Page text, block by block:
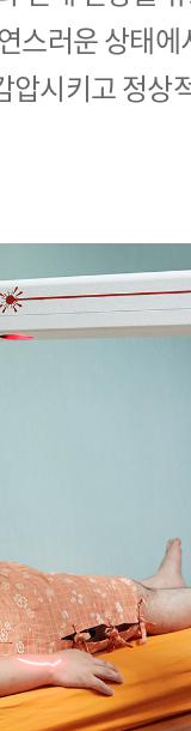
스러운 상태
압시키고 정상